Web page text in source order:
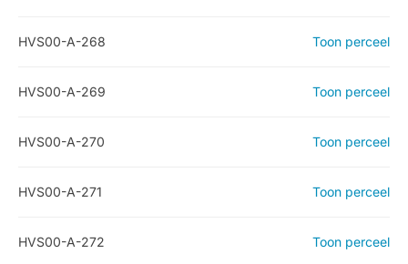
HVS00-A-268 Toon perceel
HVS00-A-269 Toon perceel
HVS00-A-270 Toon perceel
HVS00-A-271 Toon perceel
HVS00-A-272 Toon perceel